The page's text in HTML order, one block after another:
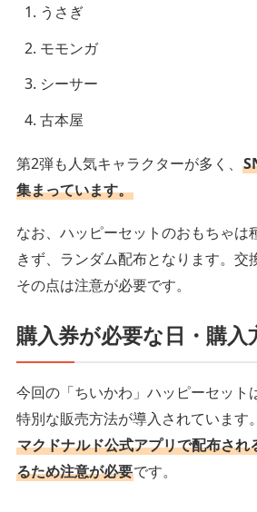
うさぎ
モモンガ
シーサー
古本屋
第2弾も人気キャラクターが多く、
集まっています。
なお、ハッピーセットのおもちゃは
きず、ランダム配布となります。交
その点は注意が必要です。
購入券が必要な日・購入
今回の「ちいかわ」ハッピーセット
特別な販売方法が導入されています
マクドナルド公式アプリで配布され
るため注意が必要です。